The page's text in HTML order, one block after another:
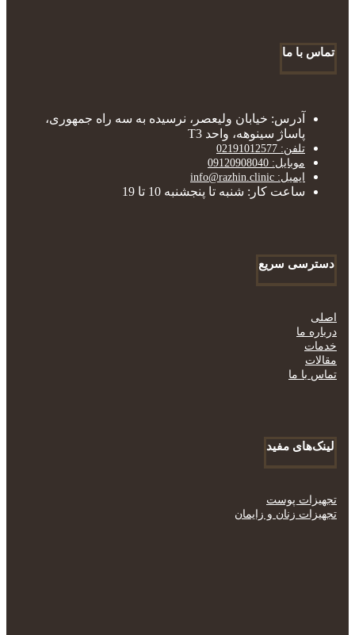
تماس با ما
آدرس: خیابان ولیعصر، نرسیده به سه راه جمهوری،
پاساژ سینوهه، واحد T3
تلفن: 02191012577
موبایل: 09120908040
ایمیل: info@razhin.clinic
ساعت کار: شنبه تا پنجشنبه 10 تا 19
دسترسی سریع
اصلی
درباره ما
خدمات
مقالات
تماس با ما
لینک‌های مفید
تجهیزات پوست
تجهیزات زنان و زایمان